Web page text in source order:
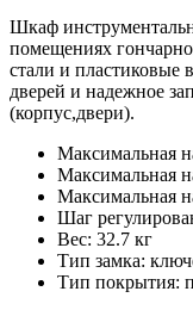
Шкаф
помещениях
стали и пластиковые
дверей и надежное
(корпус,двери).
Максимальная
Максимальная
Максимальная
Шаг
Вес: 32.7 кг
Тип замка:
Тип покрытия: